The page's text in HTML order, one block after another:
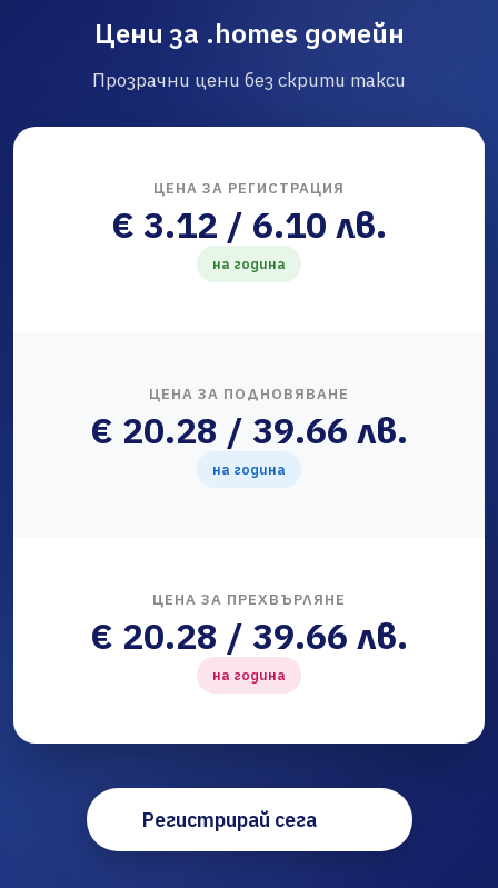
Цени за .homes домейн
Прозрачни цени без скрити такси
ЦЕНА ЗА РЕГИСТРАЦИЯ
€ 3.12 / 6.10 лв.
на година
ЦЕНА ЗА ПОДНОВЯВАНЕ
€ 20.28 / 39.66 лв.
на година
ЦЕНА ЗА ПРЕХВЪРЛЯНЕ
€ 20.28 / 39.66 лв.
на година
Регистрирай сега